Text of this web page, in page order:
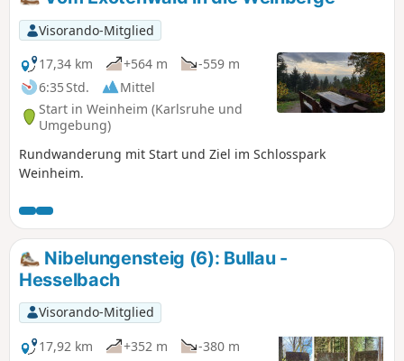
teilweise kürzere Touren gewählt, einige kurze zusätzliche
Meter gemacht und teilweise an anderen Orten
übernachtet. Beachte bei der Tourenplanung die
Unterkunfts-, Einkehr- und Verpflegungsmöglichkeiten, die
nicht immer vorhanden sind.
Visorando-Mitglied
17,34 km
+564 m
-559 m
6:35 Std.
Mittel
Start in Weinheim (Karlsruhe und
Umgebung)
Rundwanderung mit Start und Ziel im Schlosspark
Weinheim.
Nibelungensteig (6): Bullau -
Hesselbach
Visorando-Mitglied
17,92 km
+352 m
-380 m